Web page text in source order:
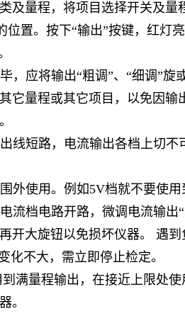
及量程 ，将项目选择开关及量
位置。按下“输出”按键，红灯
，应将输出“粗调”、“细调”旋
它量程或其它项目，以免因输
线短路，电流输出各档上切不
外使用。例如5V档就不要使用
流档电路开路，微调电流输出
开大旋钮以免损坏仪器。 遇
化不大，需立即停止检定。
到满量程输出，在接近上限处
。